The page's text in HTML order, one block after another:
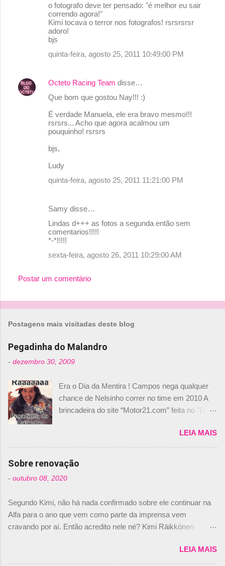
o fotografo deve ter pensado: "é melhor eu sair
correndo agora!"
Kimi tocava o terror nos fotografos! rsrsrsrsr
adoro!
bjs
quinta-feira, agosto 25, 2011 10:49:00 PM
Octeto Racing Team disse…
Que bom que gostou Nay!!! :)
É verdade Manuela, ele era bravo mesmo!!!
rsrsrs... Acho que agora acalmou um
pouquinho! rsrsrs
bjs,
Ludy
quinta-feira, agosto 25, 2011 11:21:00 PM
Samy disse…
Lindas d+++ as fotos a segunda então sem
comentarios!!!!!
*-*!!!!!
sexta-feira, agosto 26, 2011 10:29:00 AM
Postar um comentário
Postagens mais visitadas deste blog
Pegadinha do Malandro
- dezembro 30, 2009
Era o Dia da Mentira ! Campos nega qualquer
chance de Nelsinho correr no time em 2010 A
brincadeira do site “Motor21.com” feita no "Día
de abril –, afirmando que Nelson Piquet havia
comprado 15% das ações da Campos, dando,
com isso, um lugar no time a Nelsinho Piquet,
foi esclarecida de uma vez por todas por
Daniele Audetto, diretor da escuderia. O
não será o companheiro de Bruno Senna em
2010. "Na verdade, nós recebemos uma oferta
de Piquet", admitiu Audetto. “Mas depois de ter
dois brasileiros”, explicou, dizendo ainda que
LEIA MAIS
Sobre renovação
- outubro 08, 2020
Segundo Kimi, não há nada confirmado sobre ele continuar na
Alfa para o ano que vem como parte da imprensa vem
cravando por aí. Então acredito nele né? Kimi Räikkönen
truth but I’ve never had an option in my contract so that’s
should, pretty much, tell you that it’s not true." #Kimi7 #EifelGP
LEIA MAIS